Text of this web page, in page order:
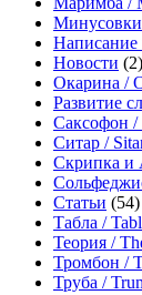
Минусовки
Написание
Новости (2)
Окарина /
Развитие
Саксофон /
Ситар /
Скрипка и
Статьи (54)
Табла /
Теория /
Тромбон /
Труба /